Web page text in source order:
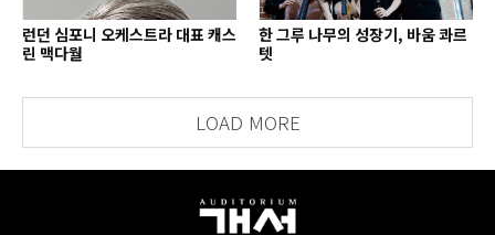
런던 심포니 오케스트라 대표 캐스
린 맥다월
한 그루 나무의 성장기, 바움 콰르
텟
LOAD MORE